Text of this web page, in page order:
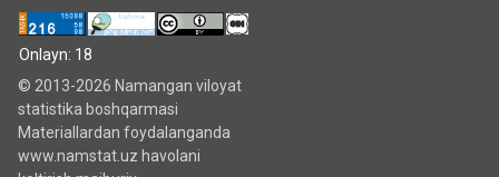
Onlayn: 18
© 2013-2026 Namangan viloyat
statistika boshqarmasi
Materiallardan foydalanganda
www.namstat.uz havolani